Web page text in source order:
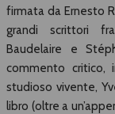
firmata da Ernesto
grandi scrittori
Baudelaire e
commento
studioso vivente,
libro (oltre a